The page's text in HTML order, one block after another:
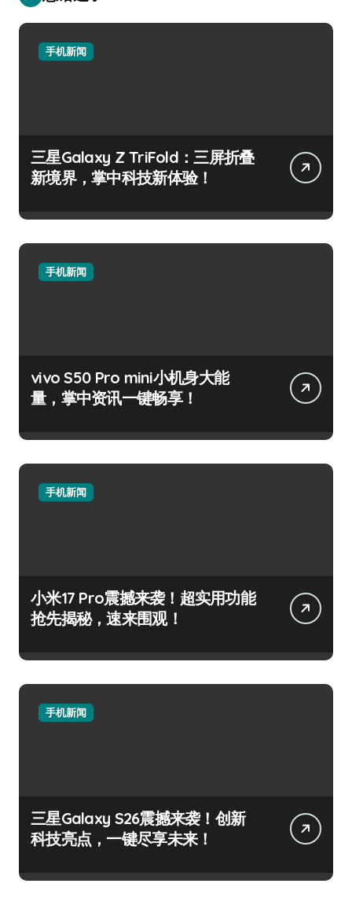
手机新闻
三星Galaxy Z TriFold：三屏折叠
新境界，掌中科技新体验！
手机新闻
vivo S50 Pro mini小机身大能
量，掌中资讯一键畅享！
手机新闻
小米17 Pro震撼来袭！超实用功能
抢先揭秘，速来围观！
手机新闻
三星Galaxy S26震撼来袭！创新
科技亮点，一键尽享未来！